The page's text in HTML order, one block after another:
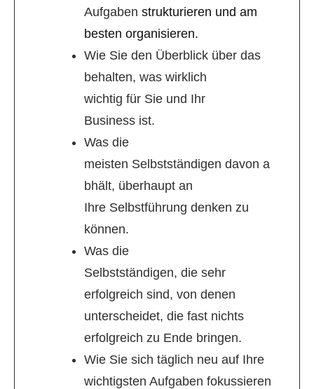
Aufgaben strukturieren und am
besten organisieren.
Wie Sie den Überblick über das
behalten, was wirklich
wichtig für Sie und Ihr
Business ist.
Was die
meisten Selbstständigen davon a
bhält, überhaupt an
Ihre Selbstführung denken zu
können.
Was die
Selbstständigen, die sehr
erfolgreich sind, von denen
unterscheidet, die fast nichts
erfolgreich zu Ende bringen.
Wie Sie sich täglich neu auf Ihre
wichtigsten Aufgaben fokussieren